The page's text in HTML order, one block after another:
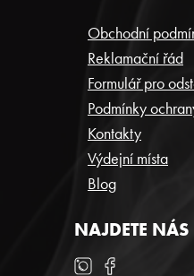
Obchodní
Reklamační řád
Formulář pro
Podmínky
Kontakty
Výdejní místa
Blog
NAJDETE NÁS